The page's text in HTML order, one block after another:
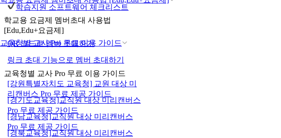
교육청별 교사 Pro 무료 이용 가이드
학습지원 소프트웨어 체크리스트
학교용 요금제 멤버초대 사용법
[Edu,Edu+요금제]
QR 코드로 멤버 초대하기
링크 초대 기능으로 멤버 초대하기
교육청별 교사 Pro 무료 이용 가이드
[강원특별자치도 교육청] 교원 대상 미
리캔버스 Pro 무료 제공 가이드
[경기도교육청]교직원 대상 미리캔버스
Pro 무료 제공 가이드
[경남교육청]교직원 대상 미리캔버스
Pro 무료 제공 가이드
[경북교육청]교직원 대상 미리캔버스